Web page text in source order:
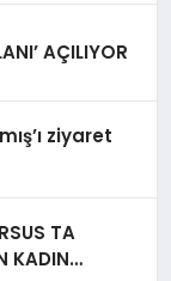
AÇILIYOR
ziyaret
TA
KADIN